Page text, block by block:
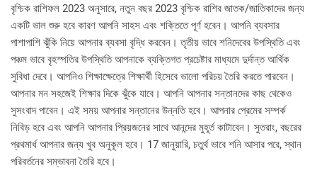
বৃশ্চিক রাশিফল ​​2023 অনুসারে, নতুন বছর 2023 বৃশ্চিক রাশির জাতক/জাতিকাদের জন্য
একটি ভাল শুরু হবে কারণ আপনি সাহস এবং শক্তিতে পূর্ণ হবেন। আপনি ব্যবসার
পাশাপাশি ঝুঁকি নিয়ে আপনার ব্যবসা বৃদ্ধি করবেন। তৃতীয় ভাবে শনিদেবের উপস্থিতি এবং
পঞ্চম ভাবে বৃহস্পতির উপস্থিতি আপনাকে ব্যক্তিগত প্রচেষ্টার মাধ্যমে দুর্দান্ত আর্থিক
সুবিধা দেবে। আপনিও শিক্ষাক্ষেত্রে শিক্ষার্থী হিসেবে ভালো পরিচয় তৈরি করতে পারবেন।
আপনার মন সহজেই শিক্ষার দিকে ঝুঁকে যাবে। আপনি আপনার সন্তানদের কাছ থেকেও
সুসংবাদ পাবেন। এই সময় আপনার সন্তানের উন্নতি হবে। আপনার প্রেমের সম্পর্ক
নিবিড় হবে এবং আপনি আপনার প্রিয়জনের সাথে আনন্দের মুহূর্ত কাটাবেন। সুতরাং, বছরের
প্রথমার্ধ আপনার জন্য খুব অনুকূল হবে। 17 জানুয়ারি, চতুর্থ ভাবে শনি আসার পরে, স্থান
পরিবর্তনের সম্ভাবনা তৈরি হবে।